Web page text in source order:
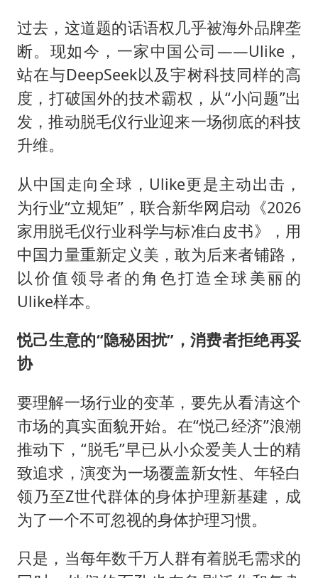
过去，这道题的话语权几乎被海外品牌垄
断。现如今，一家中国公司——Ulike，
站在与DeepSeek以及宇树科技同样的高
度，打破国外的技术霸权，从“小问题”出
发，推动脱毛仪行业迎来一场彻底的科技
升维。
从中国走向全球，Ulike更是主动出击，
为行业“立规矩”，联合新华网启动《2026
家用脱毛仪行业科学与标准白皮书》，用
中国力量重新定义美，敢为后来者铺路，
以价值领导者的角色打造全球美丽的
Ulike样本。
悦己生意的“隐秘困扰”，消费者拒绝再妥
协
要理解一场行业的变革，要先从看清这个
市场的真实面貌开始。在“悦己经济”浪潮
推动下，“脱毛”早已从小众爱美人士的精
致追求，演变为一场覆盖新女性、年轻白
领乃至Z世代群体的身体护理新基建，成
为了一个不可忽视的身体护理习惯。
只是，当每年数千万人群有着脱毛需求的